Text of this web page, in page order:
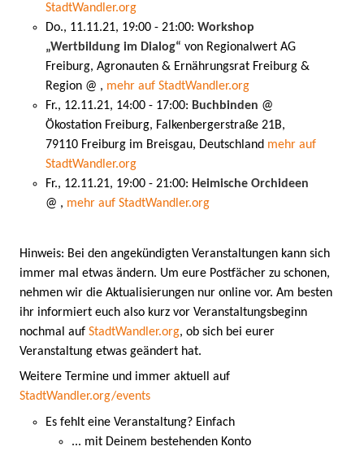
StadtWandler.org
Do., 11.11.21, 19:00 - 21:00: Workshop
„Wertbildung im Dialog“ von Regionalwert AG
Freiburg, Agronauten & Ernährungsrat Freiburg &
Region @ , mehr auf StadtWandler.org
Fr., 12.11.21, 14:00 - 17:00: Buchbinden @
Ökostation Freiburg, Falkenbergerstraße 21B,
79110 Freiburg im Breisgau, Deutschland mehr auf
StadtWandler.org
Fr., 12.11.21, 19:00 - 21:00: Heimische Orchideen
@ , mehr auf StadtWandler.org
Hinweis: Bei den angekündigten Veranstaltungen kann sich
immer mal etwas ändern. Um eure Postfächer zu schonen,
nehmen wir die Aktualisierungen nur online vor. Am besten
ihr informiert euch also kurz vor Veranstaltungsbeginn
nochmal auf StadtWandler.org, ob sich bei eurer
Veranstaltung etwas geändert hat.
Weitere Termine und immer aktuell auf
StadtWandler.org/events
Es fehlt eine Veranstaltung? Einfach
... mit Deinem bestehenden Konto